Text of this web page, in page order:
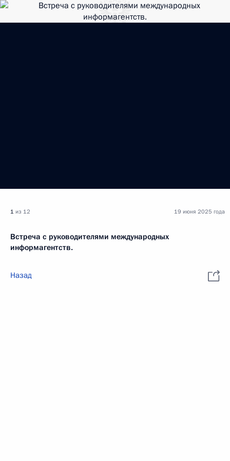
1 из 12
Встреча с руководителями международных
информагентств.
19 июня 2025 года
Назад